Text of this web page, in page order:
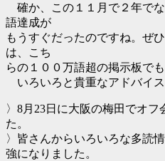
確か、この１１月で２年で
語達成が
もうすぐだったのですね。ぜ
は、こち
らの１００万語超の掲示板で
いろいろと貴重なアドバイス
〉8月23日に大阪の梅田でオ
た。
〉皆さんからいろいろな多読
強になりました。